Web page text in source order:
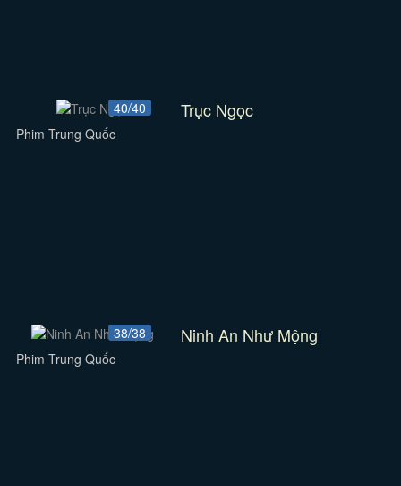
40/40 Trục Ngọc
Phim Trung Quốc
38/38 Ninh An Như Mộng
Phim Trung Quốc